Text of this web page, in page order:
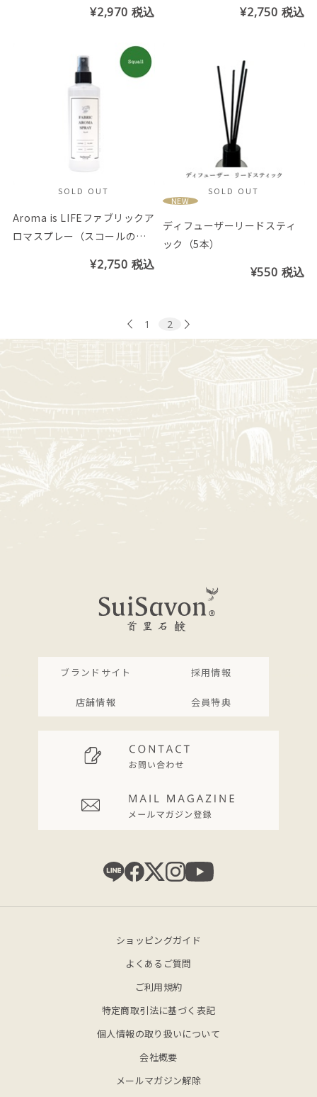
ボ玉の色はお選び頂けません
¥2,970 税込 ¥2,750 税込
SOLD OUT
Aroma is LIFEファブリックア
ロマスプレー（スコールの香
¥2,750 税込
SOLD OUT
NEW
ディフューザーリードスティ
ック（5本）
¥550 税込
1 2
ブランドサイト 採用情報
店舗情報 会員特典
ショッピングガイド
よくあるご質問
ご利用規約
特定商取引法に基づく表記
個人情報の取り扱いについて
会社概要
メールマガジン解除